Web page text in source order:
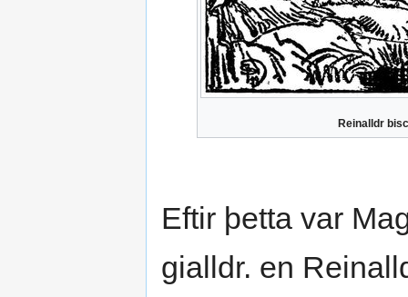
Reinalldr
Eftir þetta var
gialldr. en